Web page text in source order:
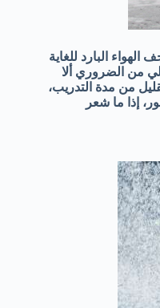
البارد للغاية
من الضروري ألا
من مدة التدريب،
الفور، إذا ما شعر